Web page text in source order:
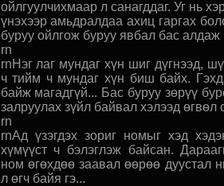
ойлгуулчихмаар л санагддаг. Уг нь
үнэхээр амьдралдаа ахиц гаргах
буруу ойлгож буруу явбал бас алдаж
rn
rnНэг лаг мундаг хүн шиг дүгнээд,
ч тийм ч мундаг хүн биш байх.
байж магадгүй... Бас буруу зөрүү
залруулах зүйл байвал хэлээд өгвөл
rn
rnАд үзэгдэх зориг номыг хэд
хүмүүст ч бэлэглэж байсан.
ном өгөхдөө заавал өөрөө дуустал
л өгч байя гэ...